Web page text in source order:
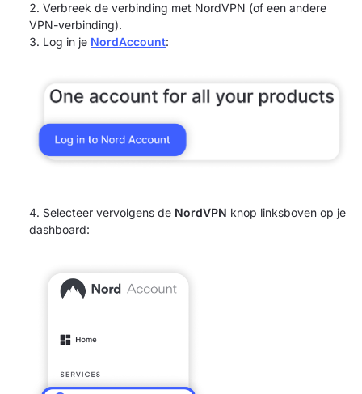
Verbreek de verbinding met NordVPN (of een andere
VPN-verbinding).
Log in je NordAccount:
Selecteer vervolgens de NordVPN knop linksboven op je
dashboard: